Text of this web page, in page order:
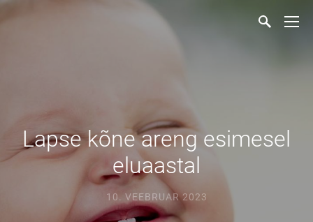
Lapse kõne areng esimesel
eluaastal
10. VEEBRUAR 2023